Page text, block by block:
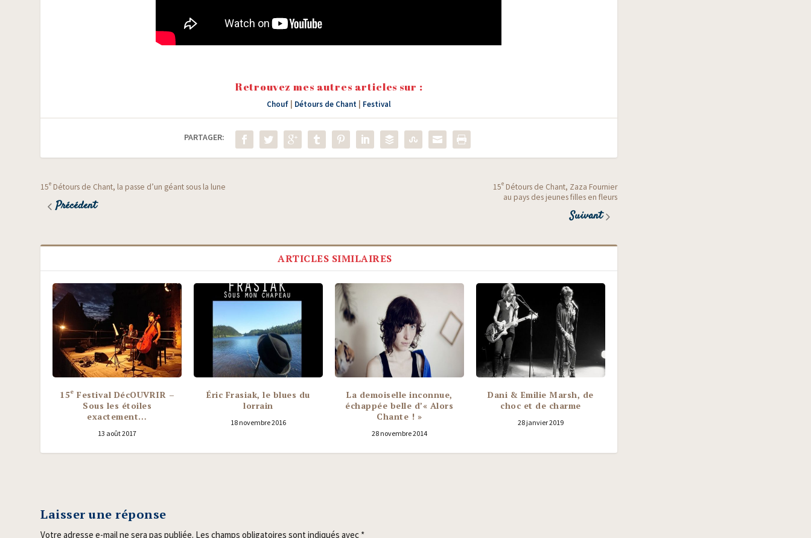
Retrouvez mes autres articles sur :
Chouf Détours de Chant Festival
PARTAGER:
15e Détours de Chant, la passe d’un géant sous la lune
Précédent
15eDétours de Chant, Zaza Fournier
au pays des jeunes filles en fleurs
Suivant
ARTICLES SIMILAIRES
15e Festival DécOUVRIR –
Sous les étoiles
exactement…
13 août 2017
Éric Frasiak, le blues du
lorrain
18 novembre 2016
La demoiselle inconnue,
échappée belle d’« Alors
Chante ! »
28 novembre 2014
Dani & Emilie Marsh, de
choc et de charme
28 janvier 2019
Laisser une réponse
Votre adresse e-mail ne sera pas publiée. Les champs obligatoires sont indiqués avec *